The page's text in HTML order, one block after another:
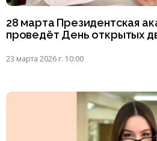
28 марта Президентская
проведёт День открытых
23 марта 2026 г. 10:00